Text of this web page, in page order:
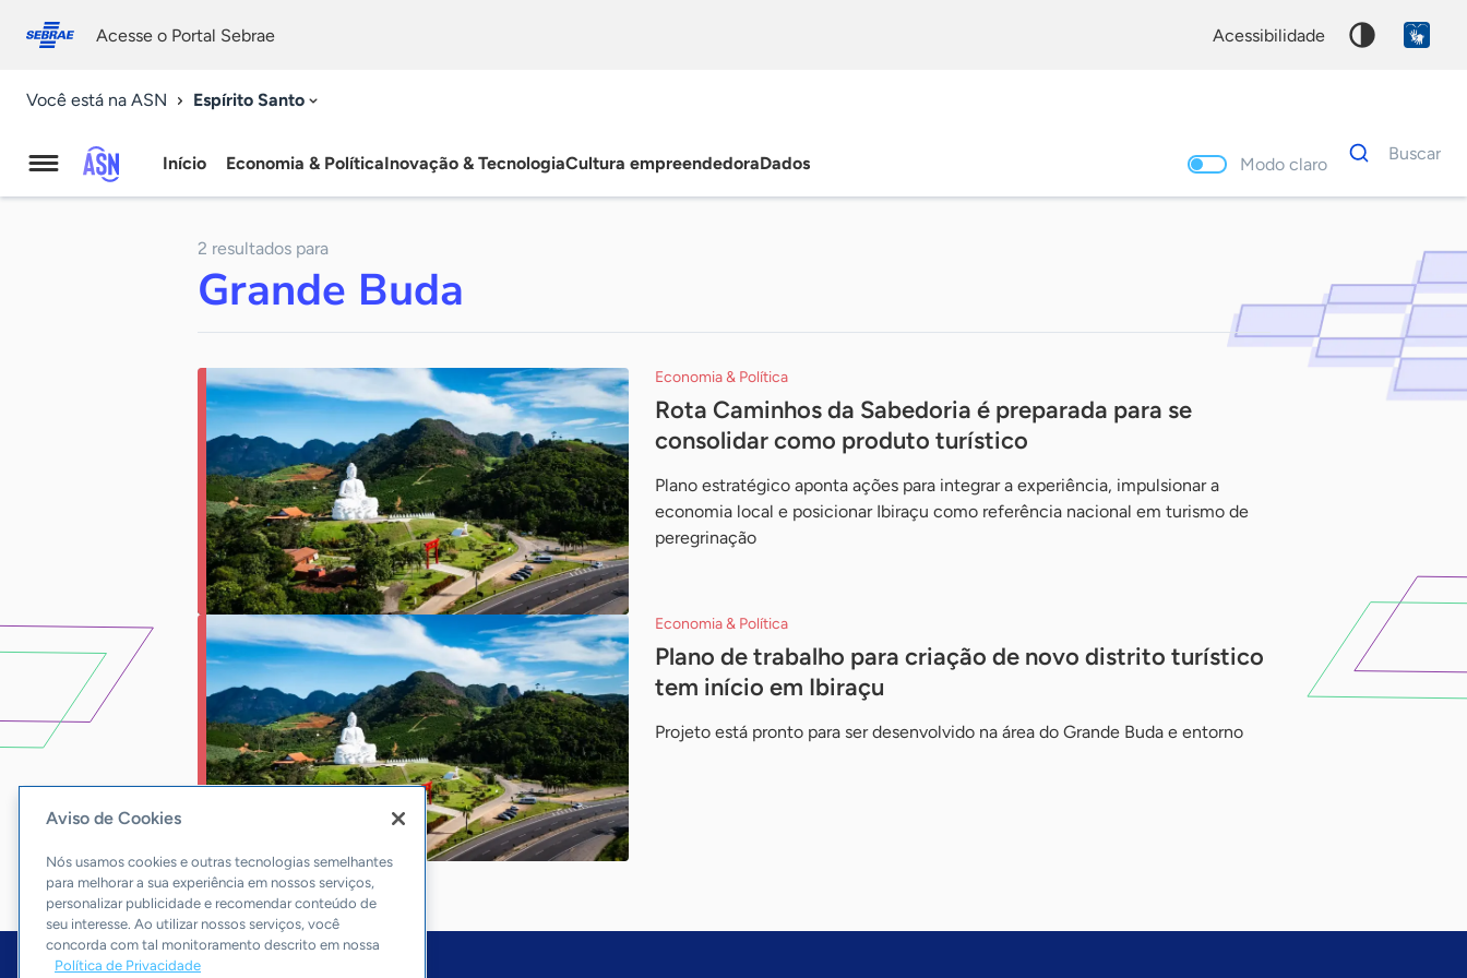
conosco
Acesse o Portal Sebrae acessibilidade
Você está na ASN Espírito Santo
Agência
Notícias
Início Economia & PolíticaInovação & TecnologiaCultura empreendedoraDados Modo claro
Dados
para
Buscar
2 resultados para
Grande Buda
Economia & Política
Rota Caminhos da Sabedoria é preparada para se
consolidar como produto turístico
Plano estratégico aponta ações para integrar a experiência, impulsionar a
economia local e posicionar Ibiraçu como referência nacional em turismo de
peregrinação
Economia & Política
Plano de trabalho para criação de novo distrito turístico
tem início em Ibiraçu
Projeto está pronto para ser desenvolvido na área do Grande Buda e entorno
Aviso de Cookies
Nós usamos cookies e outras tecnologias semelhantes
para melhorar a sua experiência em nossos serviços,
personalizar publicidade e recomendar conteúdo de
seu interesse. Ao utilizar nossos serviços, você
concorda com tal monitoramento descrito em nossa
Política de Privacidade